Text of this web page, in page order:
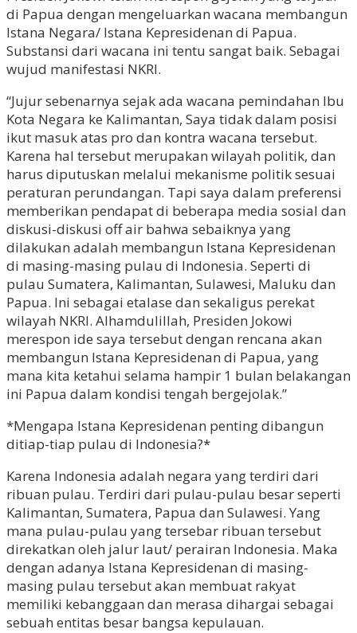
di Papua dengan mengeluarkan wacana membangun
Istana Negara/ Istana Kepresidenan di Papua.
Substansi dari wacana ini tentu sangat baik. Sebagai
wujud manifestasi NKRI.
“Jujur sebenarnya sejak ada wacana pemindahan Ibu
Kota Negara ke Kalimantan, Saya tidak dalam posisi
ikut masuk atas pro dan kontra wacana tersebut.
Karena hal tersebut merupakan wilayah politik, dan
harus diputuskan melalui mekanisme politik sesuai
peraturan perundangan. Tapi saya dalam preferensi
memberikan pendapat di beberapa media sosial dan
diskusi-diskusi off air bahwa sebaiknya yang
dilakukan adalah membangun Istana Kepresidenan
di masing-masing pulau di Indonesia. Seperti di
pulau Sumatera, Kalimantan, Sulawesi, Maluku dan
Papua. Ini sebagai etalase dan sekaligus perekat
wilayah NKRI. Alhamdulillah, Presiden Jokowi
merespon ide saya tersebut dengan rencana akan
membangun Istana Kepresidenan di Papua, yang
mana kita ketahui selama hampir 1 bulan belakangan
ini Papua dalam kondisi tengah bergejolak.”
*Mengapa Istana Kepresidenan penting dibangun
ditiap-tiap pulau di Indonesia?*
Karena Indonesia adalah negara yang terdiri dari
ribuan pulau. Terdiri dari pulau-pulau besar seperti
Kalimantan, Sumatera, Papua dan Sulawesi. Yang
mana pulau-pulau yang tersebar ribuan tersebut
direkatkan oleh jalur laut/ perairan Indonesia. Maka
dengan adanya Istana Kepresidenan di masing-
masing pulau tersebut akan membuat rakyat
memiliki kebanggaan dan merasa dihargai sebagai
sebuah entitas besar bangsa kepulauan.